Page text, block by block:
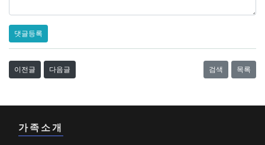
댓글등록
이전글 다음글 검색 목록
가족소개